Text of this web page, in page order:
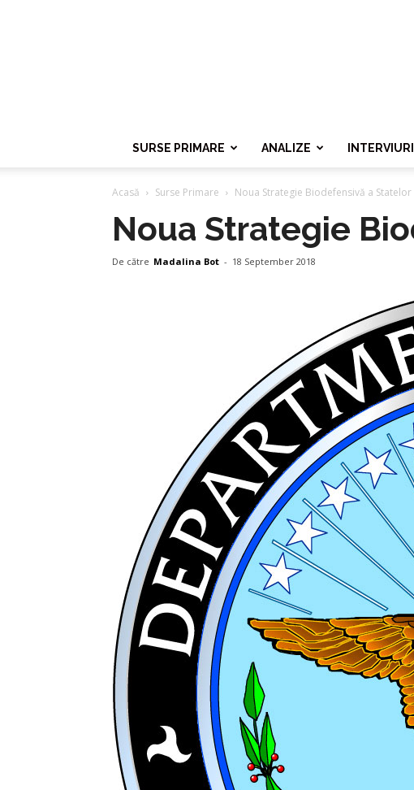
SURSE PRIMARE ANALIZE INTERVIURI
Acasă Surse Primare Noua Strategie Biodefensivă a Statelor
Noua Strategie
De către Madalina Bot - 18 September 2018